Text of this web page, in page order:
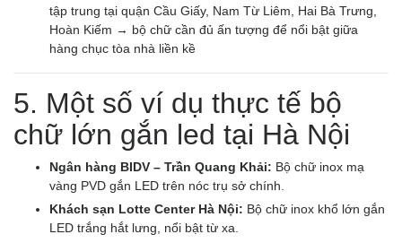
tập trung tại quận Cầu Giấy, Nam Từ Liêm, Hai Bà Trưng,
Hoàn Kiếm → bộ chữ cần đủ ấn tượng để nổi bật giữa
hàng chục tòa nhà liền kề
5. Một số ví dụ thực tế bộ
chữ lớn gắn led tại Hà Nội
Ngân hàng BIDV – Trần Quang Khải: Bộ chữ inox mạ
vàng PVD gắn LED trên nóc trụ sở chính.
Khách sạn Lotte Center Hà Nội: Bộ chữ inox khổ lớn gắn
LED trắng hắt lưng, nổi bật từ xa.